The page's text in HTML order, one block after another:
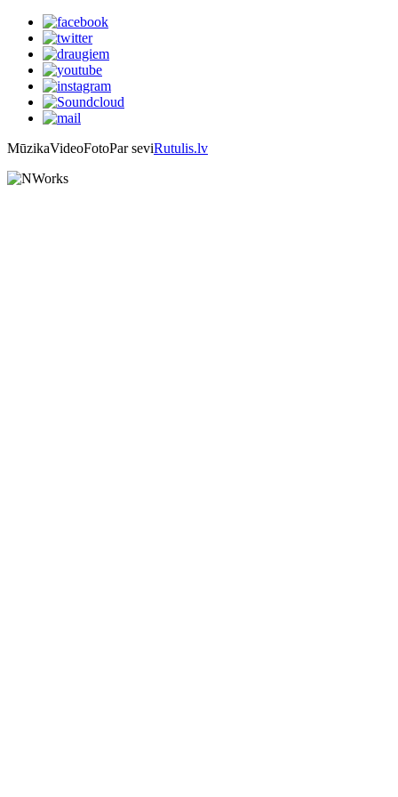
MūzikaVideoFotoPar seviRutulis.lv